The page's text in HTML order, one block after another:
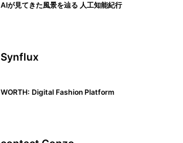
AIが見てきた風景を辿る 人工知能紀行
Synflux
WORTH: Digital Fashion Platform